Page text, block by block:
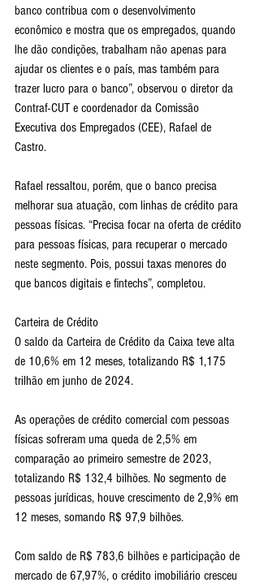
banco contribua com o desenvolvimento
econômico e mostra que os empregados, quando
lhe dão condições, trabalham não apenas para
ajudar os clientes e o país, mas também para
trazer lucro para o banco”, observou o diretor da
Contraf-CUT e coordenador da Comissão
Executiva dos Empregados (CEE), Rafael de
Castro.
Rafael ressaltou, porém, que o banco precisa
melhorar sua atuação, com linhas de crédito para
pessoas físicas. “Precisa focar na oferta de crédito
para pessoas físicas, para recuperar o mercado
neste segmento. Pois, possui taxas menores do
que bancos digitais e fintechs”, completou.
Carteira de Crédito
O saldo da Carteira de Crédito da Caixa teve alta
de 10,6% em 12 meses, totalizando R$ 1,175
trilhão em junho de 2024.
As operações de crédito comercial com pessoas
físicas sofreram uma queda de 2,5% em
comparação ao primeiro semestre de 2023,
totalizando R$ 132,4 bilhões. No segmento de
pessoas jurídicas, houve crescimento de 2,9% em
12 meses, somando R$ 97,9 bilhões.
Com saldo de R$ 783,6 bilhões e participação de
mercado de 67,97%, o crédito imobiliário cresceu